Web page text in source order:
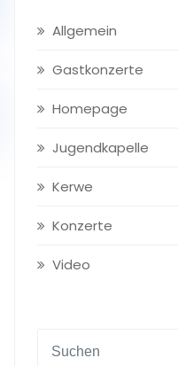
Allgemein
Gastkonzerte
Homepage
Jugendkapelle
Kerwe
Konzerte
Video